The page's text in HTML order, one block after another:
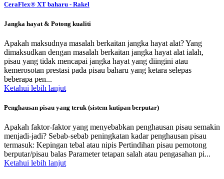
CeraFlex® XT baharu - Rakel
Jangka hayat & Potong kualiti
Apakah maksudnya masalah berkaitan jangka hayat alat? Yang
dimaksudkan dengan masalah berkaitan jangka hayat alat ialah,
pisau yang tidak mencapai jangka hayat yang diingini atau
kemerosotan prestasi pada pisau baharu yang ketara selepas
beberapa pen...
Ketahui lebih lanjut
Penghausan pisau yang teruk (sistem kutipan berputar)
Apakah faktor-faktor yang menyebabkan penghausan pisau semakin
menjadi-jadi? Sebab-sebab peningkatan kadar penghausan pisau
termasuk: Kepingan tebal atau nipis Pertindihan pisau pemotong
berputar/pisau balas Parameter tetapan salah atau pengasahan pi...
Ketahui lebih lanjut